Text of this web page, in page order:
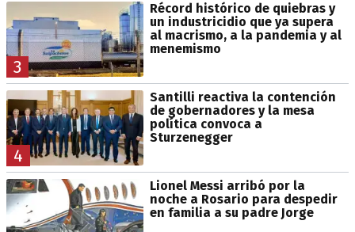
3
Récord histórico de quiebras y
un industricidio que ya supera
al macrismo, a la pandemia y al
menemismo
4
Santilli reactiva la contención
de gobernadores y la mesa
política convoca a
Sturzenegger
Lionel Messi arribó por la
noche a Rosario para despedir
en familia a su padre Jorge